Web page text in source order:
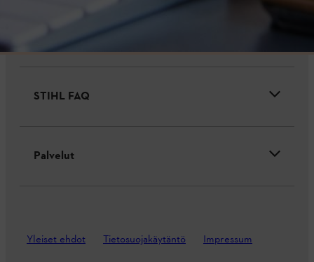
STIHL FAQ
Palvelut
Yleiset ehdot Tietosuojakäytäntö Impressum